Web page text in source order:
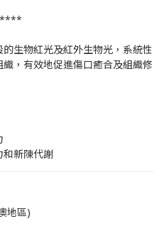
生物紅光及紅外生物光，系統性
，有效地促進傷口癒合及組織修
和新陳代謝
地區)